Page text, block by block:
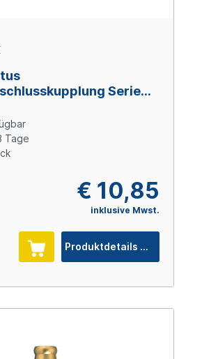
Serie
Tage
€ 10,85
inklusive Mwst.
Produktdetails